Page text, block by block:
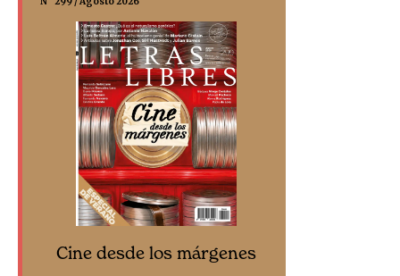
Cine desde los márgenes